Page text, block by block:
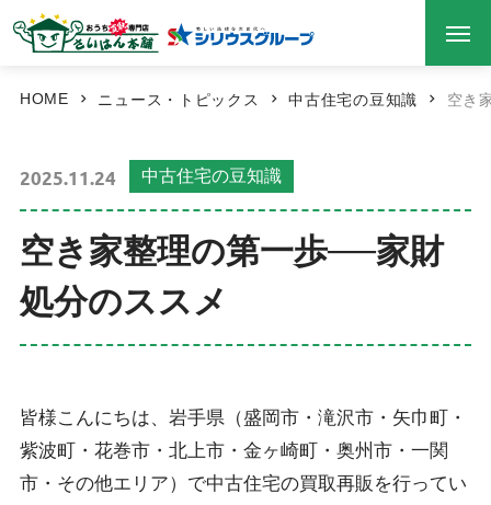
HOME ニュース・トピックス 中古住宅の豆知識 空き
2025.11.24 中古住宅の豆知識
空き家整理の第一歩──家財
処分のススメ
皆様こんにちは、岩手県（盛岡市・滝沢市・矢巾町・
紫波町・花巻市・北上市・金ヶ崎町・奥州市・一関
市・その他エリア）で中古住宅の買取再販を行ってい